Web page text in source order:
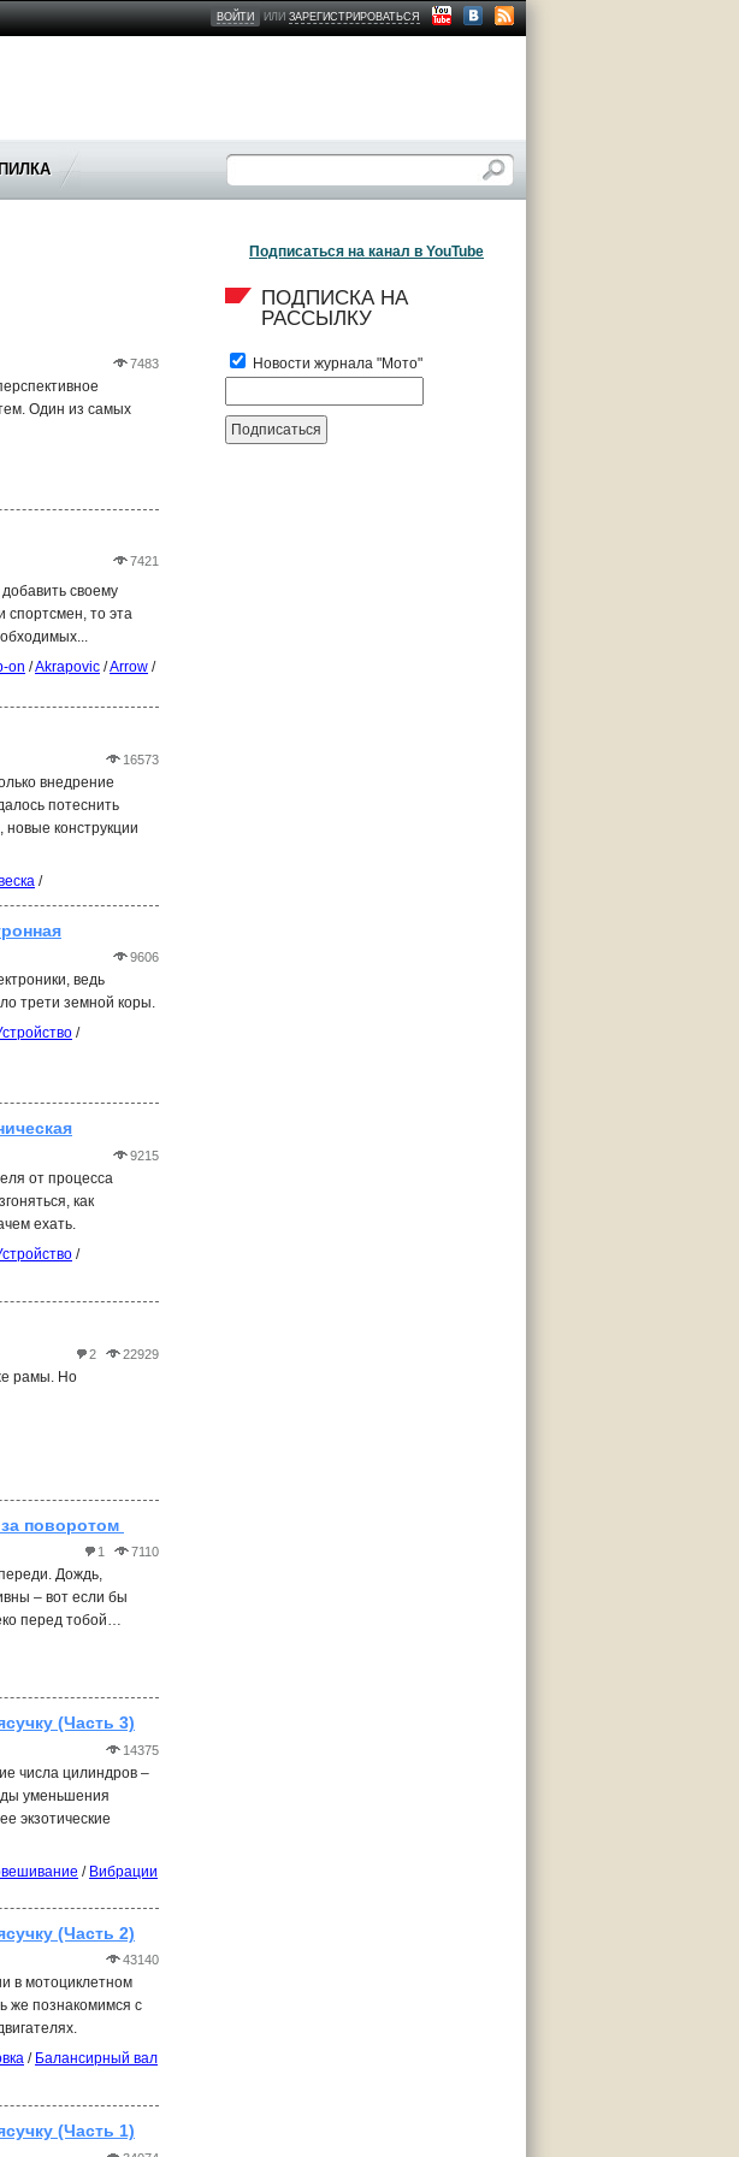
ВОЙТИ ИЛИЗАРЕГИСТРИРОВАТЬСЯ
7483
Один из самых
7421
своему
спортсмен, то эта
on /Akrapovic /Arrow /
16573
внедрение
потеснить
новые конструкции
/
9606
ведь
трети земной коры.
/
9215
от процесса
как
ехать.
/
2 22929
рамы. Но
поворотом
1 7110
Дождь,
– вот если бы
перед тобой…
(Часть 3)
14375
числа цилиндров –
уменьшения
экзотические
/ Вибрации
(Часть 2)
43140
в мотоциклетном
же познакомимся с
/ Балансирный вал
(Часть 1)
Подписаться на канал в YouTube
ПОДПИСКА НА
РАССЫЛКУ
Новости журнала "Мото"